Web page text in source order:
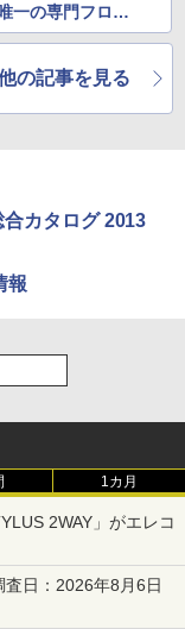
一の専門フロア
にオープン
の記事を見る
カタログ 2013
報
1カ月
2WAY」がエレコ
日：2026年8月6日